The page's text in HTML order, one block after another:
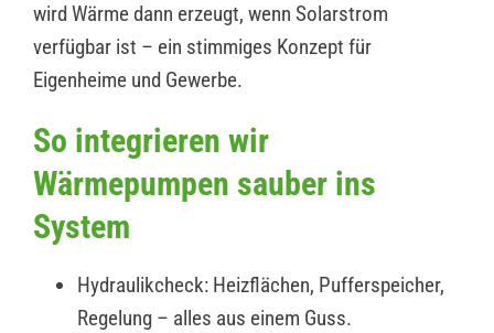
wird Wärme dann erzeugt, wenn Solarstrom
verfügbar ist – ein stimmiges Konzept für
Eigenheime und Gewerbe.
So integrieren wir
Wärmepumpen sauber ins
System
Hydraulikcheck: Heizflächen, Pufferspeicher,
Regelung – alles aus einem Guss.